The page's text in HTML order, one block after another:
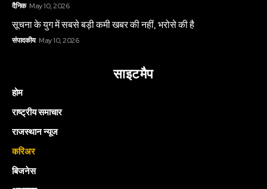
दैनिक May 10, 2026
सूचना के युग में सबसे बड़ी कमी खबर की नहीं, भरोसे की है
संपादकीय May 10, 2026
साइटमैप
होम
राष्ट्रीय समाचार
राजस्थान न्यूज
करिअर
बिजनेस